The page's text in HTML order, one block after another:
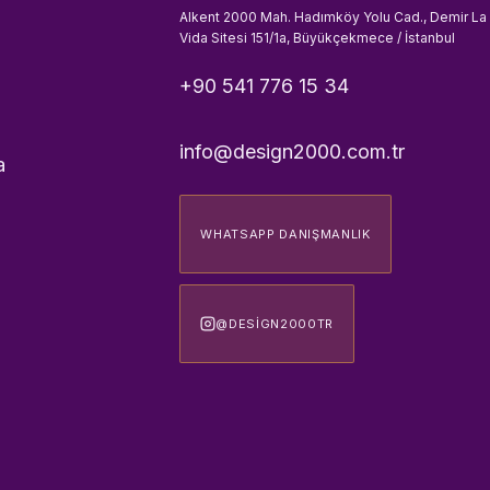
Alkent 2000 Mah. Hadımköy Yolu Cad., Demir La
Vida Sitesi 151/1a, Büyükçekmece / İstanbul
+90 541 776 15 34
info@design2000.com.tr
WHATSAPP DANIŞMANLIK
@DESIGN2000TR